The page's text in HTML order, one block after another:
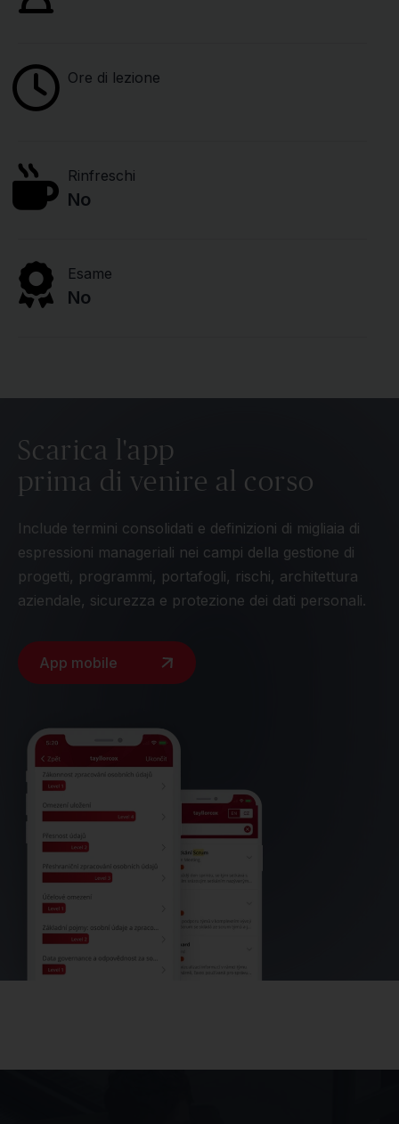
Ore di lezione
Rinfreschi
No
Esame
No
Scarica l'app
prima di venire al corso
Include termini consolidati e definizioni di migliaia di
espressioni manageriali nei campi della gestione di
progetti, programmi, portafogli, rischi, architettura
aziendale, sicurezza e protezione dei dati personali.
App mobile